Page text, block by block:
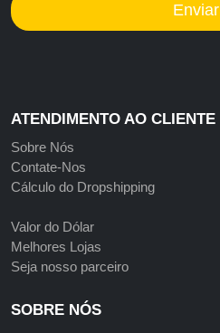
Enviar
ATENDIMENTO AO CLIENTE
Sobre Nós
Contate-Nos
Cálculo do Dropshipping
Valor do Dólar
Melhores Lojas
Seja nosso parceiro
SOBRE NÓS